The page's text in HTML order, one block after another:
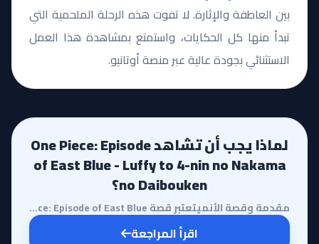
بين العاطفة والإثارة. لا تفوت هذه الرحلة الملحمية التي
تبدأ منها كل الحكايات، واستمتع بمشاهدة هذا العمل
الاستثنائي بجودة عالية عبر منصة أوتانيو.
لماذا يجب أن تشاهد One Piece: Episode
of East Blue - Luffy to 4-nin no Nakama
no Daibouken؟
مقدمة وقصة الأنميتعتبر قصة One Piece: Episode of East Blue بمثابة رحلة استرجاعية فائقة الجودة تأخذنا...
اقرأ المراجعة